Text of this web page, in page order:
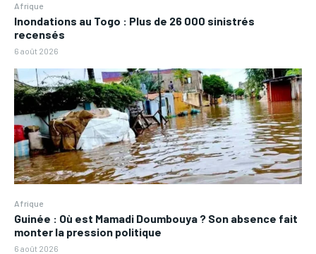
Afrique
Inondations au Togo : Plus de 26 000 sinistrés
recensés
6 août 2026
Afrique
Guinée : Où est Mamadi Doumbouya ? Son absence fait
monter la pression politique
6 août 2026